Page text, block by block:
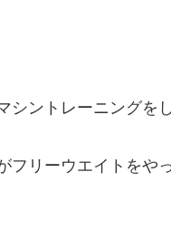
ントレーニングを
フリーウエイトをや